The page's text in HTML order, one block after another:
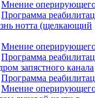
Мнение
Программа
нотта (щелкающий
Мнение
Программа
запястного канала
Программа
Мнение